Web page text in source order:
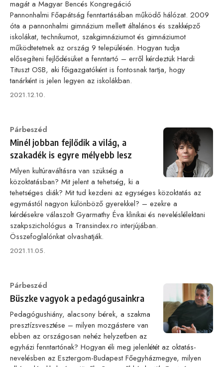
magát a Magyar Bencés Kongregáció
Pannonhalmi Főapátság fenntartásában működő hálózat. 2009
óta a pannonhalmi gimnázium mellett általános és szakképző
iskolákat, technikumot, szakgimnáziumot és gimnáziumot
működtetetnek az ország 9 településén. Hogyan tudja
elősegíteni fejlődésüket a fenntartó – erről kérdeztük Hardi
Tituszt OSB, aki főigazgatóként is fontosnak tartja, hogy
tanárként is jelen legyen az iskolákban.
Published
2021.12.10.
Category
Párbeszéd
Minél jobban fejlődik a világ, a
szakadék is egyre mélyebb lesz
Milyen kultúraváltásra van szükség a
közoktatásban? Mit jelent a tehetség, ki a
tehetséges diák? Mit tud kezdeni az egységes közoktatás az
egymástól nagyon különböző gyerekkel? – ezekre a
kérdésekre válaszolt Gyarmathy Éva klinikai és neveléslélektani
szakpszichológus a Transindex.ro interjújában.
Összefoglalónkat olvashatják.
Published
2021.11.05.
Category
Párbeszéd
Büszke vagyok a pedagógusainkra
Pedagógushiány, alacsony bérek, a szakma
presztízsvesztése – milyen mozgástere van
ebben az országosan nehéz helyzetben az
egyházi fenntartónak? Hogyan éli meg jelenlétét az oktatás-
nevelésben az Esztergom-Budapest Főegyházmegye, milyen